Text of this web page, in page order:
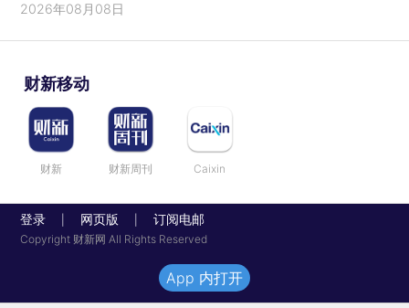
2026年08月08日
财新移动
财新 财新周刊 Caixin
登录 网页版 订阅电邮
Copyright 财新网 All Rights Reserved
App 内打开